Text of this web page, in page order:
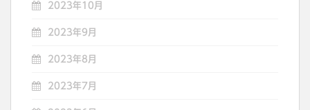
2023年10月
2023年9月
2023年8月
2023年7月